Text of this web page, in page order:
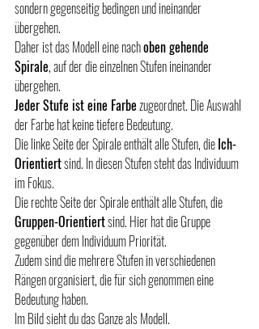
sondern gegenseitig bedingen und ineinander
übergehen.
Daher ist das Modell eine nach oben gehende
Spirale, auf der die einzelnen Stufen ineinander
übergehen.
Jeder Stufe ist eine Farbe zugeordnet. Die Auswahl
der Farbe hat keine tiefere Bedeutung.
Die linke Seite der Spirale enthält alle Stufen, die Ich-
Orientiert sind. In diesen Stufen steht das Individuum
im Fokus.
Die rechte Seite der Spirale enthält alle Stufen, die
Gruppen-Orientiert sind. Hier hat die Gruppe
gegenüber dem Individuum Priorität.
Zudem sind die mehrere Stufen in verschiedenen
Rängen organisiert, die für sich genommen eine
Bedeutung haben.
Im Bild sieht du das Ganze als Modell.